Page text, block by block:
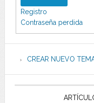
Registro
Contraseña perdida
CREAR NUEVO